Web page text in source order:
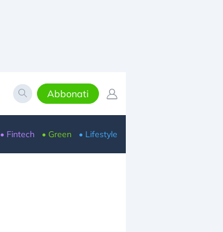
Abbonati
• Fintech • Green • Lifestyle